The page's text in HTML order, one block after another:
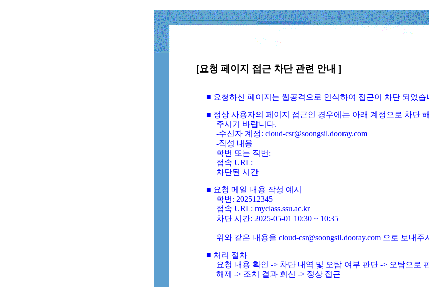
[요청 페이지 접근 차단 관련 안내 ]
■ 요청하신 페이지는 웹공격으로 인식하여 접근이 차단 되었습
■ 정상 사용자의 페이지 접근인 경우에는 아래 계정으로 차단
주시기 바랍니다.
-수신자 계정: cloud-csr@soongsil.dooray.com
-작성 내용
학번 또는 직번:
접속 URL:
차단된 시간
■ 요청 메일 내용 작성 예시
학번: 202512345
접속 URL: myclass.ssu.ac.kr
차단 시간: 2025-05-01 10:30 ~ 10:35
위와 같은 내용을 cloud-csr@soongsil.dooray.com 으로 보내
■ 처리 절차
요청 내용 확인 -> 차단 내역 및 오탐 여부 판단 -> 오탐으로
해제 -> 조치 결과 회신 -> 정상 접근